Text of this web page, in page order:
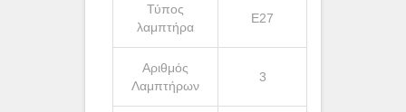
Τύπος
λαμπτήρα
Ε27
Αριθμός
Λαμπτήρων
3